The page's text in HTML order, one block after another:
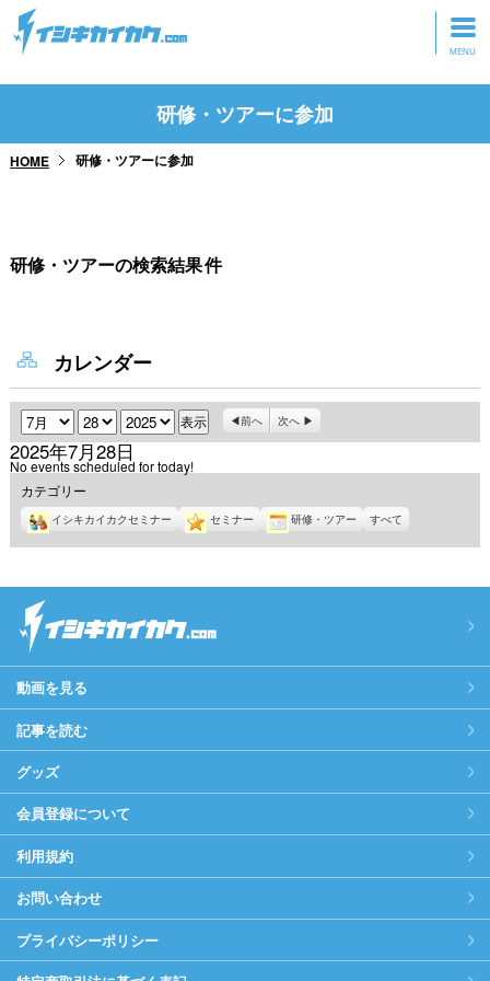
トップページ
研修・ツアーに参加
研修・ツアーに参加
HOME 研修・ツアーに参加
研修・ツアーの検索結果件
カレンダー
月 日 年 前へ 次へ
2025年7月28日
No events scheduled for today!
カテゴリー
イシキカイカクセミナー セミナー 研修・ツアー すべて
動画を見る
記事を読む
グッズ
会員登録について
利用規約
お問い合わせ
プライバシーポリシー